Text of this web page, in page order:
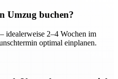
Umzug buchen?
idealerweise 2–4 Wochen im
optimal einplanen.